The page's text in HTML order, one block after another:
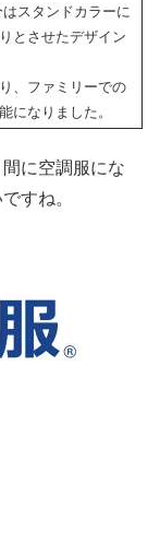
スタンドカラーに
とさせたデザイン
、ファミリーでの
になりました。
に空調服にな
すね。